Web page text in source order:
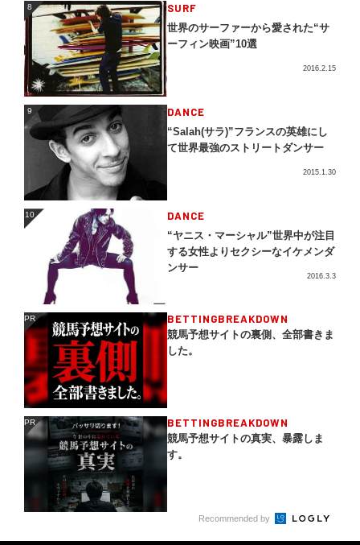
8 SURF
世界のサーファーから愛された“サ
ーフィン映画”10選
2016.2.15
9 DANCE
“Salah(サラ)”フランスの英雄にし
て世界最強のストリートダンサー
2015.1.30
10 DANCE
“ヤニス・マーシャル”世界中が注目
する女性よりセクシーなイケメンダ
ンサー
2016.3.3
PR BETTINGBREAKDOWN
競馬予想サイトの裏側、全部書きま
した。
PR BETTINGBREAKDOWN
競馬予想サイトの真実、暴露しま
す。
Recommended by